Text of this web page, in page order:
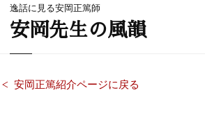
逸話に見る安岡正篤師
安岡先生の風韻
安岡正篤紹介ページに戻る